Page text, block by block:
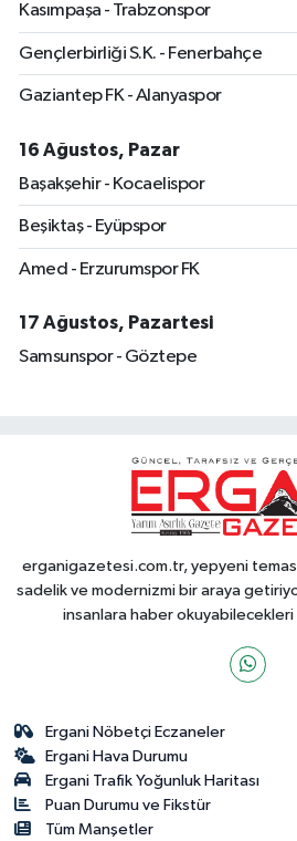
Kasımpaşa - Trabzonspor
Gençlerbirliği S.K. - Fenerbahçe
Gaziantep FK - Alanyaspor
16 Ağustos, Pazar
Başakşehir - Kocaelispor
Beşiktaş - Eyüpspor
Amed - Erzurumspor FK
17 Ağustos, Pazartesi
Samsunspor - Göztepe
erganigazetesi.com.tr, yepyeni
sadelik ve modernizmi bir araya
insanlara haber okuyabilecekleri
Ergani Nöbetçi Eczaneler
Ergani Hava Durumu
Ergani Trafik Yoğunluk Haritası
Puan Durumu ve Fikstür
Tüm Manşetler